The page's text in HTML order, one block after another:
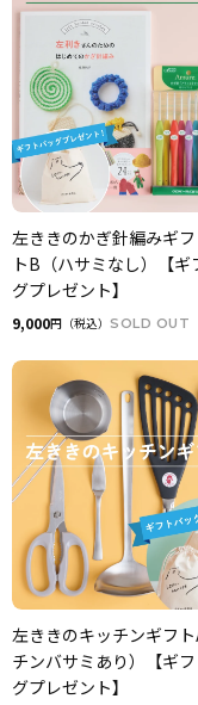
左ききのかぎ針編みギ
トB（ハサミなし）【ギ
グプレゼント】
9,000円（税込） SOLD OUT
左ききのキッチンギフ
チンバサミあり）【ギ
グプレゼント】